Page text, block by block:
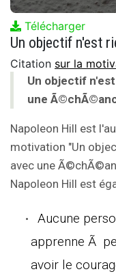
Télécharger
Citation sur la
Un objectif
une
Napoleon Hill est
motivation "Un
avec une
Napoleon Hill est
Aucune
apprenne Ã
avoir le